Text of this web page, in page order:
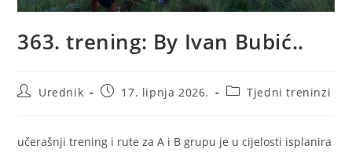
363. trening: By Ivan Bubić..
Urednik 17. lipnja 2026. Tjedni treninzi
učerašnji trening i rute za A i B grupu je u cijelosti isplanira